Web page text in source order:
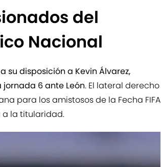
del
Nacional
su disposición a Kevin Álvarez,
6 ante León. El lateral derecho
para los amistosos de la Fecha FIFA
a la titularidad.